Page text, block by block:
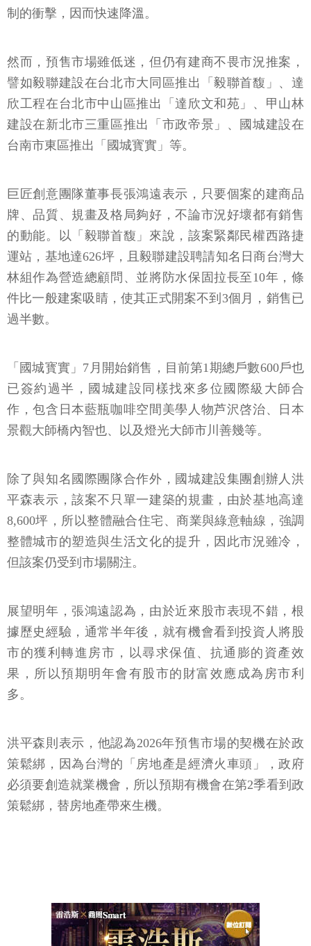
制的衝擊，因而快速降溫。
然而，預售市場雖低迷，但仍有建商不畏市況推案，
譬如毅聯建設在台北市大同區推出「毅聯首馥」、達
欣工程在台北市中山區推出「達欣文和苑」、甲山林
建設在新北市三重區推出「市政帝景」、國城建設在
台南市東區推出「國城寳實」等。
巨匠創意團隊董事長張鴻遠表示，只要個案的建商品
牌、品質、規畫及格局夠好，不論市況好壞都有銷售
的動能。以「毅聯首馥」來說，該案緊鄰民權西路捷
運站，基地達626坪，且毅聯建設聘請知名日商台灣大
林組作為營造總顧問、並將防水保固拉長至10年，條
件比一般建案吸睛，使其正式開案不到3個月，銷售已
過半數。
「國城寳實」7月開始銷售，目前第1期總戶數600戶也
已簽約過半，國城建設同樣找來多位國際級大師合
作，包含日本藍瓶咖啡空間美學人物芦沢啓治、日本
景觀大師橋內智也、以及燈光大師市川善幾等。
除了與知名國際團隊合作外，國城建設集團創辦人洪
平森表示，該案不只單一建築的規畫，由於基地高達
8,600坪，所以整體融合住宅、商業與綠意軸線，強調
整體城市的塑造與生活文化的提升，因此市況雖冷，
但該案仍受到市場關注。
展望明年，張鴻遠認為，由於近來股市表現不錯，根
據歷史經驗，通常半年後，就有機會看到投資人將股
市的獲利轉進房市，以尋求保值、抗通膨的資產效
果，所以預期明年會有股市的財富效應成為房市利
多。
洪平森則表示，他認為2026年預售市場的契機在於政
策鬆綁，因為台灣的「房地產是經濟火車頭」，政府
必須要創造就業機會，所以預期有機會在第2季看到政
策鬆綁，替房地產帶來生機。